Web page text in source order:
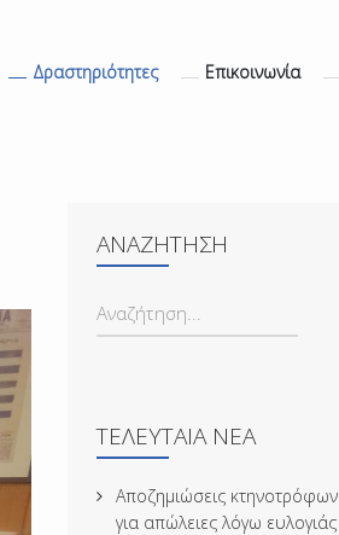
Δραστηριότητες Επικοινωνία
ΑΝΑΖΉΤΗΣΗ
ΑΝΑΖΉΤΗΣΗ...
ΤΕΛΕΥΤΑΊΑ ΝΈΑ
Αποζημιώσεις κτηνοτρόφων
για απώλειες λόγω ευλογιάς